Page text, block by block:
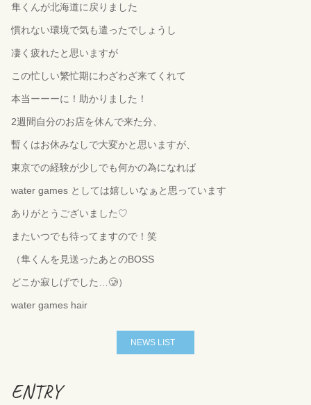
隼くんが北海道に戻りました
慣れない環境で気も遣ったでしょうし
凄く疲れたと思いますが
この忙しい繁忙期にわざわざ来てくれて
本当ーーーに！助かりました！
2週間自分のお店を休んで来た分、
暫くはお休みなしで大変かと思いますが、
東京での経験が少しでも何かの為になれば
water games としては嬉しいなぁと思っています
ありがとうございました♡
またいつでも待ってますので！笑
（隼くんを見送ったあとのBOSS
どこか寂しげでした…🥲）
water games hair
NEWS LIST
ENTRY